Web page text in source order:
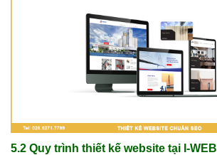
5.2 Quy trình thiết kế website tại I-WEB